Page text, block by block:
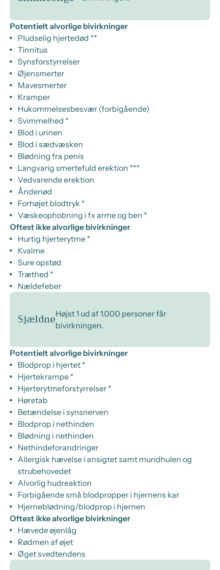
Potentielt alvorlige bivirkninger
Pludselig hjertedød **
Tinnitus
Synsforstyrrelser
Øjensmerter
Mavesmerter
Kramper
Hukommelsesbesvær (forbigående)
Svimmelhed *
Blod i urinen
Blod i sædvæsken
Blødning fra penis
Langvarig smertefuld erektion ***
Vedvarende erektion
Åndenød
Forhøjet blodtryk *
Væskeophobning i fx arme og ben *
Oftest ikke alvorlige bivirkninger
Hurtig hjerterytme *
Kvalme
Sure opstød
Træthed *
Nældefeber
Sjældne
Højst 1 ud af 1.000 personer får
bivirkningen.
Potentielt alvorlige bivirkninger
Blodprop i hjertet *
Hjertekrampe *
Hjerterytmeforstyrrelser *
Høretab
Betændelse i synsnerven
Blodprop i nethinden
Blødning i nethinden
Nethindeforandringer
Allergisk hævelse i ansigtet samt mundhulen og
strubehovedet
Alvorlig hudreaktion
Forbigående små blodpropper i hjernens kar
Hjerneblødning/blodprop i hjernen
Oftest ikke alvorlige bivirkninger
Hævede øjenlåg
Rødmen af øjet
Øget svedtendens